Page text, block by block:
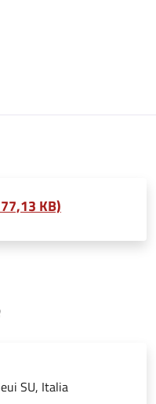
KB)
SU, Italia